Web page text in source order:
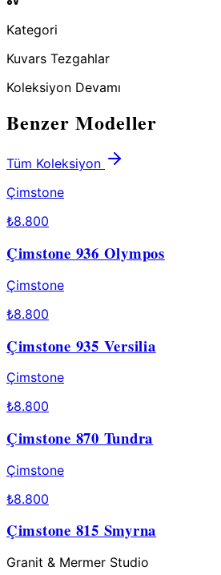
Kategori
Kuvars Tezgahlar
Koleksiyon Devamı
Benzer Modeller
Tüm Koleksiyon
Çimstone
₺8.800
Çimstone 936 Olympos
Çimstone
₺8.800
Çimstone 935 Versilia
Çimstone
₺8.800
Çimstone 870 Tundra
Çimstone
₺8.800
Çimstone 815 Smyrna
Granit & Mermer Studio